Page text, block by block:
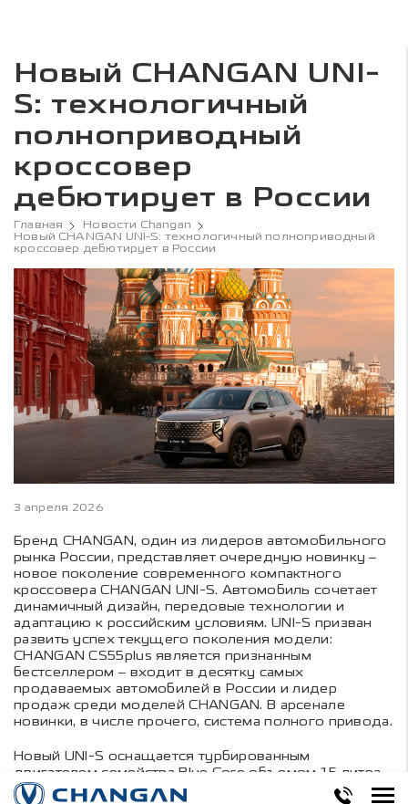
Новый CHANGAN UNI-
S: технологичный
полноприводный
кроссовер
дебютирует в России
Главная
Новости Changan
Новый CHANGAN UNI-S: технологичный полноприводный
кроссовер дебютирует в России
3 апреля 2026
Бренд CHANGAN, один из лидеров автомобильного
рынка России, представляет очередную новинку –
новое поколение современного компактного
кроссовера CHANGAN UNI-S. Автомобиль сочетает
динамичный дизайн, передовые технологии и
адаптацию к российским условиям. UNI-S призван
развить успех текущего поколения модели:
CHANGAN CS55plus является признанным
бестселлером – входит в десятку самых
продаваемых автомобилей в России и лидер
продаж среди моделей CHANGAN. В арсенале
новинки, в числе прочего, система полного привода.
Новый UNI-S оснащается турбированным
двигателем семейства Blue Core объемом 1,5 литра,
в версии с передним приводом мощность